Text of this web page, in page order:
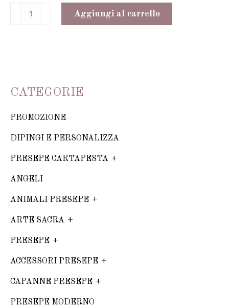
Asino
stile
Aggiungi al carrello
CATEGORIE
PROMOZIONE
DIPINGI E PERSONALIZZA
PRESEPE CARTAPESTA
ANGELI
ANIMALI PRESEPE
ARTE SACRA
PRESEPE
ACCESSORI PRESEPE
CAPANNE PRESEPE
PRESEPE MODERNO